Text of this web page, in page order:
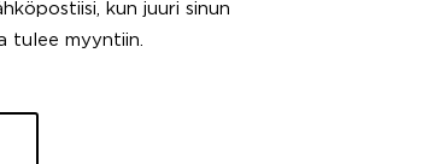
kun juuri sinun
tulee myyntiin.